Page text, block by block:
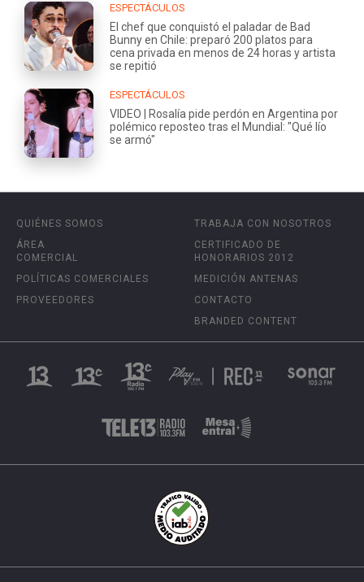
ESPECTÁCULOS
El chef que conquistó el paladar de Bad
Bunny en Chile: preparó 200 platos para
cena privada en menos de 24 horas y artista
se repitió
ESPECTÁCULOS
VIDEO | Rosalía pide perdón en Argentina por
polémico reposteo tras el Mundial: "Qué lío
se armó"
QUIÉNES SOMOS
ÁREA
COMERCIAL
POLÍTICAS COMERCIALES
PROVEEDORES
TRABAJA CON NOSOTROS
CERTIFICADO DE
HONORARIOS 2012
MEDICIÓN ANTENAS
CONTACTO
BRANDED CONTENT